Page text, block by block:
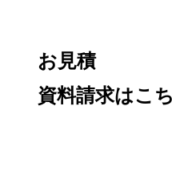
お見積
資料請求はこ